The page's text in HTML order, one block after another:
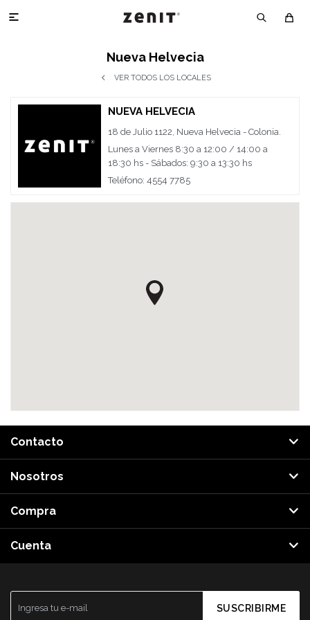

Nueva Helvecia
VER TODOS LOS LOCALES
NUEVA HELVECIA
18 de Julio 1122, Nueva Helvecia - Colonia.
Lunes a Viernes 8:30 a 12:00 / 14:00 a
18:30 hs - Sábados: 9:30 a 13:30 hs
Teléfono: 4554 7785
SUSCRIBIRME
Contacto
Nosotros
Compra
Cuenta